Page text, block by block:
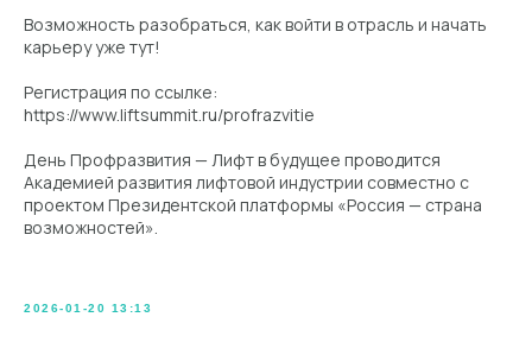
Возможность разобраться, как войти в отрасль и начать
карьеру уже тут!
Регистрация по ссылке:
https://www.liftsummit.ru/profrazvitie
День Профразвития — Лифт в будущее проводится
Академией развития лифтовой индустрии совместно с
проектом Президентской платформы «Россия — страна
возможностей».
2026-01-20 13:13